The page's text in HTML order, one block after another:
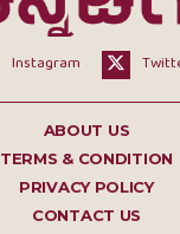
Instagram
ABOUT US
TERMS & CONDITION
PRIVACY POLICY
CONTACT US